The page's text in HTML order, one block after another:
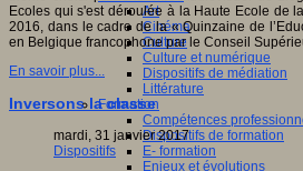
Art
Cinéma
Culture
Culture et numérique
Dispositifs de médiation
Littérature
Formation
Compétences
Dispositifs de formation
E- formation
Enjeux et évolutions
Ecoles qui s'est déroulée à la Haute Ecole de
2016, dans le cadre de la « Quinzaine de
en Belgique francophone par le Conseil
En savoir plus...
Inversons la classe
mardi, 31 janvier 2017
Dispositifs